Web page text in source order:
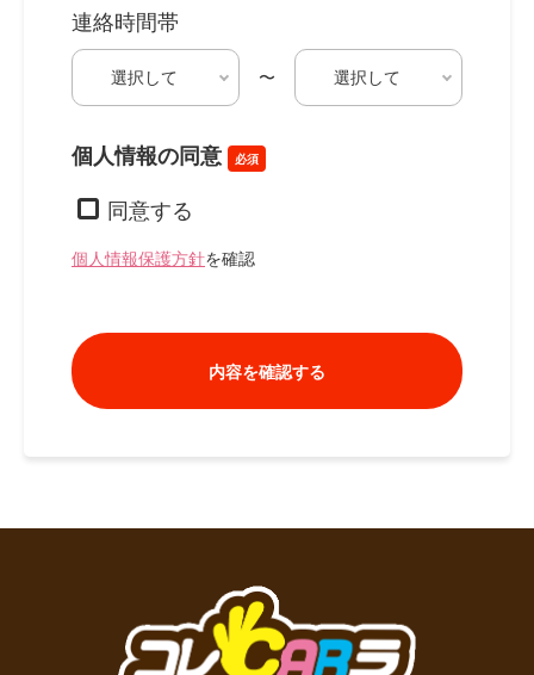
連絡時間帯
〜
個人情報の同意 必須
同意する
個人情報保護方針を確認
内容を確認する